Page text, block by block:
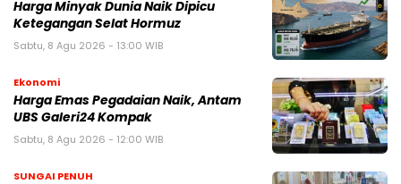
Harga Minyak Dunia Naik Dipicu
Ketegangan Selat Hormuz
Sabtu, 8 Agu 2026 - 13:00 WIB
Ekonomi
Harga Emas Pegadaian Naik, Antam
UBS Galeri24 Kompak
Sabtu, 8 Agu 2026 - 12:00 WIB
SUNGAI PENUH